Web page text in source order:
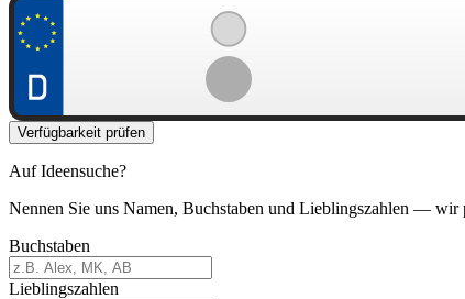
Verfügbarkeit prüfen
Auf Ideensuche?
Nennen Sie uns Namen, Buchstaben und Lieblingszahlen — wir
Buchstaben
Lieblingszahlen